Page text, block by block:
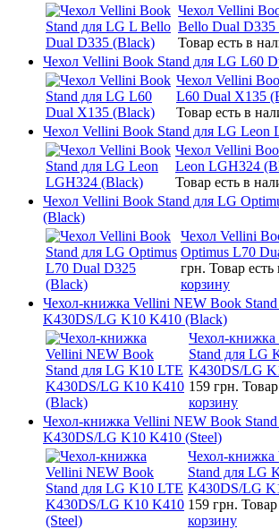
Чехол Vellini
Bello Dual D335
Товар есть в
Чехол Vellini Book Stand для LG L60
Чехол Vellini
L60 Dual X135
Товар есть в
Чехол Vellini Book Stand для LG Leon
Чехол Vellini
Leon LGH324
Товар есть в
Чехол Vellini Book Stand для LG
(Black)
Чехол Vellini
Optimus L70
грн. Товар
корзину
Чехол-книжка Vellini NEW Book
K430DS/LG K10 K410 (Black)
Чехол-
Stand для LG
K430DS/LG
159 грн.
корзину
Чехол-книжка Vellini NEW Book
K430DS/LG K10 K410 (Steel)
Чехол-
Stand для LG
K430DS/LG
159 грн.
корзину